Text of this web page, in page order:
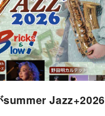
Jazz+2026